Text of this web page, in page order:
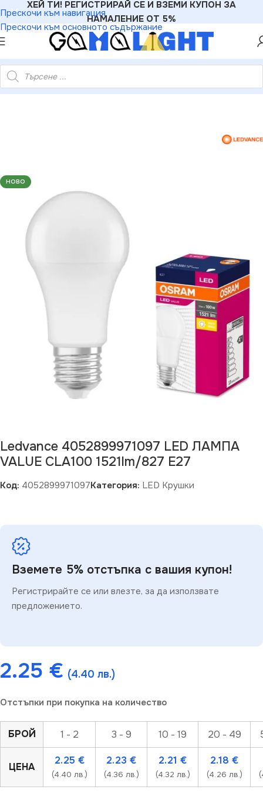
Прескочи към навигация
Прескочи към основното съдържание
ХЕЙ ТИ! РЕГИСТРИРАЙ СЕ И ВЗЕМИ КУПОН ЗА
НАМАЛЕНИЕ ОТ 5%
4052899971097 LED ЛАМПА VALUE CLA100 1521lm/827 E27
НОВО
Ledvance 4052899971097 LED ЛАМПА
VALUE CLA100 1521lm/827 E27
Код: 4052899971097Категория: LED Крушки
Вземете 5% отстъпка с вашия купон!
Регистрирайте се или влезте, за да използвате
предложението.
2.25 € (4.40 лв.)
Отстъпки при покупка на количество
БРОЙ 1 - 2 3 - 9 10 - 19 20 - 49
ЦЕНА
2.25 €
(4.40 лв.)
2.23 €
(4.36 лв.)
2.21 €
(4.32 лв.)
2.18 €
(4.26 лв.)